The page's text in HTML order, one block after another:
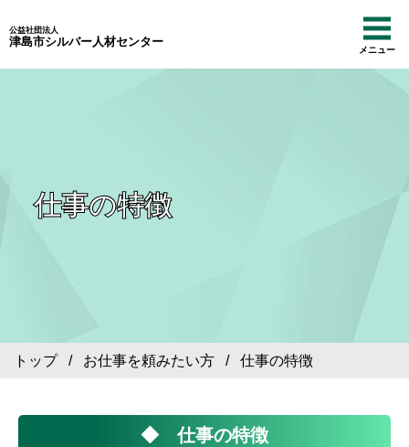
公益社団法人
津島市シルバー人材センター
メニュー
仕事の特徴
トップ/ お仕事を頼みたい方 / 仕事の特徴
◆ 仕事の特徴